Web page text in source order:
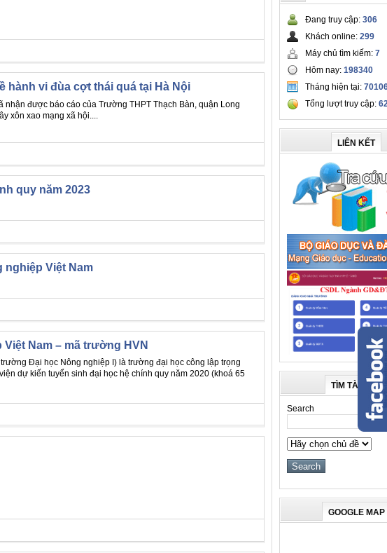
hành vi đùa cợt thái quá tại Hà Nội
được báo cáo của Trường THPT Thạch Bàn, quận Long
xôn xao mạng xã hội....
quy năm 2023
nghiệp Việt Nam
Nam – mã trường HVN
Đại học Nông nghiệp I) là trường đại học công lập trọng
dự kiến tuyển sinh đại học hệ chính quy năm 2020 (khoá 65
Đang truy cập: 306
Khách online: 299
Máy chủ tìm kiếm: 7
Hôm nay: 198340
Tháng hiện tại:
Tổng lượt truy cập:
LIÊN KẾT
TÌM TÀI LIỆU
Search
GOOGLE MAP